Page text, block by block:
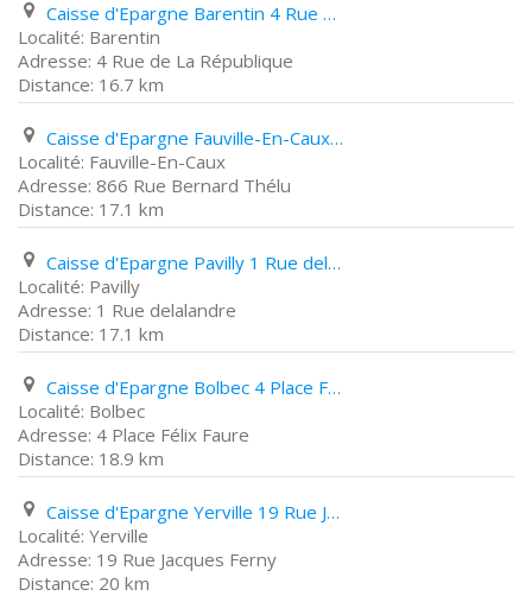
Caisse d'Epargne Barentin 4 Rue de La République
Barentin
4 Rue de La République
16.7 km
Caisse d'Epargne Fauville-En-Caux 866 Rue Bernard Thélu
Fauville-En-Caux
866 Rue Bernard Thélu
17.1 km
Caisse d'Epargne Pavilly 1 Rue delalandre
Pavilly
1 Rue delalandre
17.1 km
Caisse d'Epargne Bolbec 4 Place Félix Faure
Bolbec
4 Place Félix Faure
18.9 km
Caisse d'Epargne Yerville 19 Rue Jacques Ferny
Yerville
19 Rue Jacques Ferny
20 km